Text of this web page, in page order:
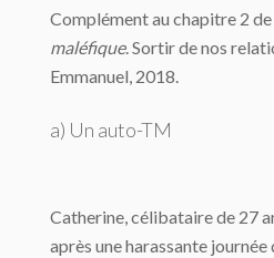
Complément au chapitre 2 de
maléfique. Sortir de nos
Emmanuel, 2018.
a) Un auto-TM
Catherine, célibataire de 27
après une harassante